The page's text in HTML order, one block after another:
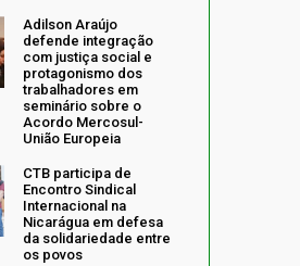
Adilson Araújo
defende integração
com justiça social e
protagonismo dos
trabalhadores em
seminário sobre o
Acordo Mercosul-
União Europeia
CTB participa de
Encontro Sindical
Internacional na
Nicarágua em defesa
da solidariedade entre
os povos